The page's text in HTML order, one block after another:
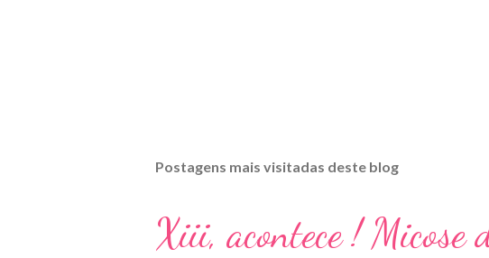
Postagens mais visitadas deste blog
Xiii, acontece ! Micose